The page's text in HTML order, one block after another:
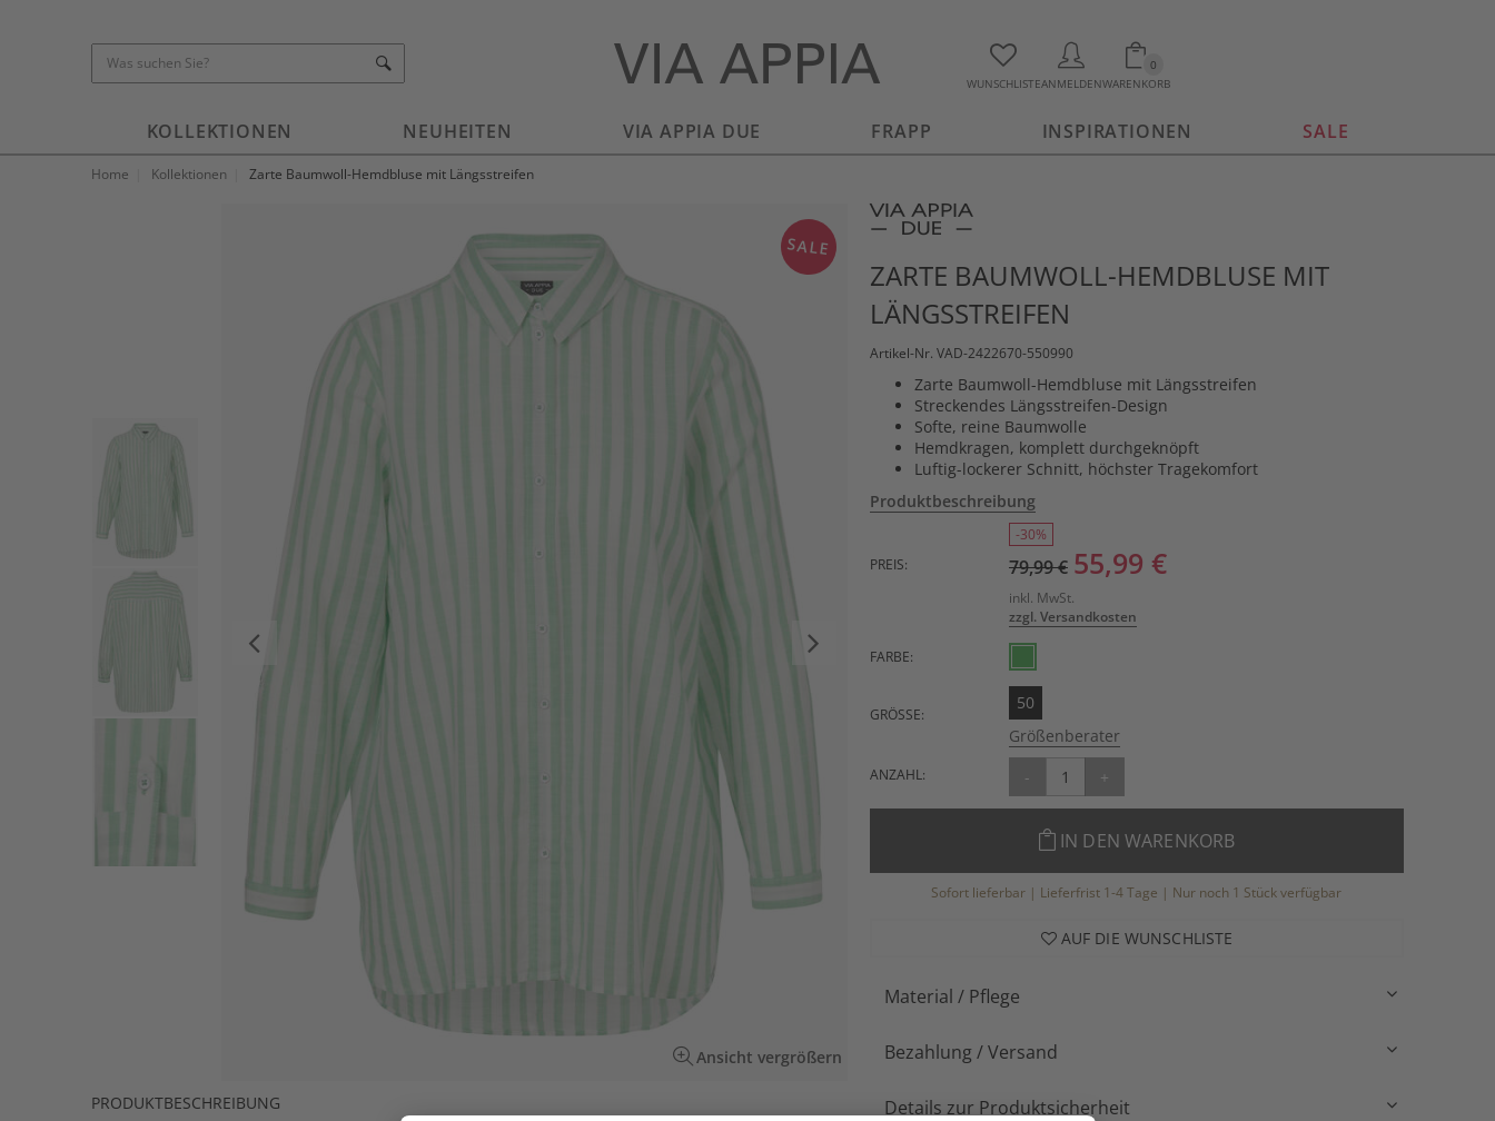
WUNSCHLISTEANMELDEN
0
WARENKORB
KOLLEKTIONEN NEUHEITEN VIA APPIA DUE FRAPP INSPIRATIONEN SALE
Home Kollektionen Zarte Baumwoll-Hemdbluse mit Längsstreifen
SALE
Ansicht vergrößern
PRODUKTBESCHREIBUNG
ZARTE BAUMWOLL-HEMDBLUSE MIT
LÄNGSSTREIFEN
Artikel-Nr. VAD-2422670-550990
Zarte Baumwoll-Hemdbluse mit Längsstreifen
Streckendes Längsstreifen-Design
Softe, reine Baumwolle
Hemdkragen, komplett durchgeknöpft
Luftig-lockerer Schnitt, höchster Tragekomfort
Produktbeschreibung
-30%
PREIS:
79,99 € 55,99 €
inkl. MwSt.
zzgl. Versandkosten
FARBE:
GRÖSSE:
50
Größenberater
ANZAHL: - +
IN DEN WARENKORB
Sofort lieferbar | Lieferfrist 1-4 Tage | Nur noch 1 Stück verfügbar
AUF DIE WUNSCHLISTE
Material / Pflege
Bezahlung / Versand
Details zur Produktsicherheit